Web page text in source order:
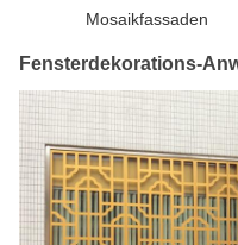
Mosaikfassaden
Fensterdekorations-